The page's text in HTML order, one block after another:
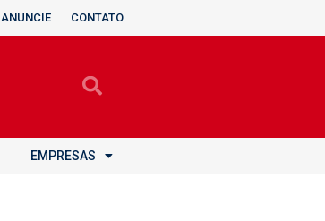
ANUNCIE CONTATO
EMPRESAS